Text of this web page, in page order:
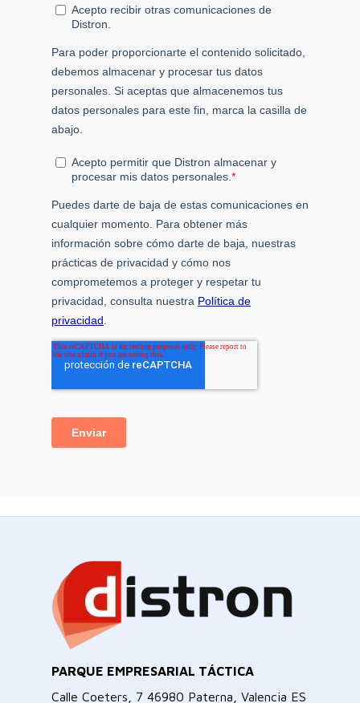
PARQUE EMPRESARIAL TÁCTICA
Calle Coeters, 7 46980 Paterna, Valencia ES